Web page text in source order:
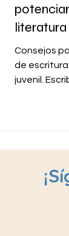
Consejos
de
juvenil.